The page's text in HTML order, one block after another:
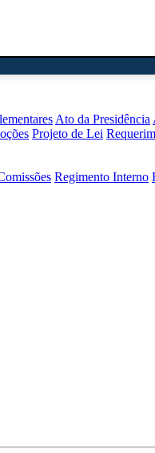
Ato da Presidência
Projeto de Lei
Regimento Interno